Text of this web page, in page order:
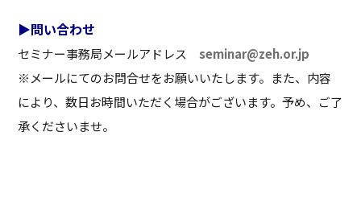
▶問い合わせ
セミナー事務局メールアドレスseminar@zeh.or.jp
※メールにてのお問合せをお願いいたします。また、内容
により、数日お時間いただく場合がございます。予め、ご了
承くださいませ。